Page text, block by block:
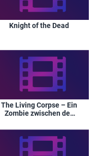
Knight of the Dead
The Living Corpse – Ein
Zombie zwischen den